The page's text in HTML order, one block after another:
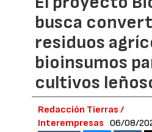
busca
residuos
bioinsumos
cultivos
Redacción Tierras /
Interempresas
06/08/